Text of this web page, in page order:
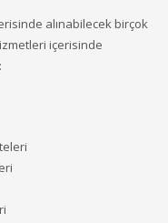
alınabilecek birçok
içerisinde